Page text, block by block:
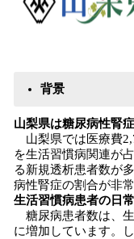
背景
山梨県は糖尿病性腎
山梨県では医療費
を生活習慣病関連が
る新規透析患者数が
病性腎症の割合が非
生活習慣病患者の日
糖尿病患者数は、
に増加しています。